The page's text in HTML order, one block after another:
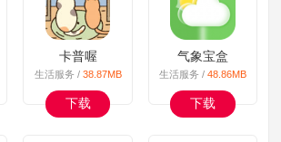
卡普喔
生活服务 / 38.87MB
下载
气象宝盒
生活服务 /48.86MB
下载